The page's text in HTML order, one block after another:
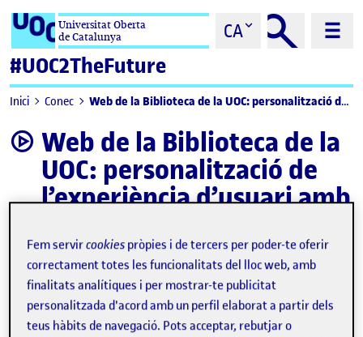
Saltar al contingutUniversitat Oberta
de Catalunya
CA
#UOC2TheFuture
Inici Conec Web de la Biblioteca de la UOC: personalització de l’experiència d’usuari amb IA
video Web de la Biblioteca de la
UOC: personalització de
l’experiència d’usuari amb
Fem servircookies pròpies i de tercers per poder-te oferir
correctament totes les funcionalitats del lloc web, amb
finalitats analítiques i per mostrar-te publicitat
personalitzada d'acord amb un perfil elaborat a partir dels
teus hàbits de navegació. Pots acceptar, rebutjar o